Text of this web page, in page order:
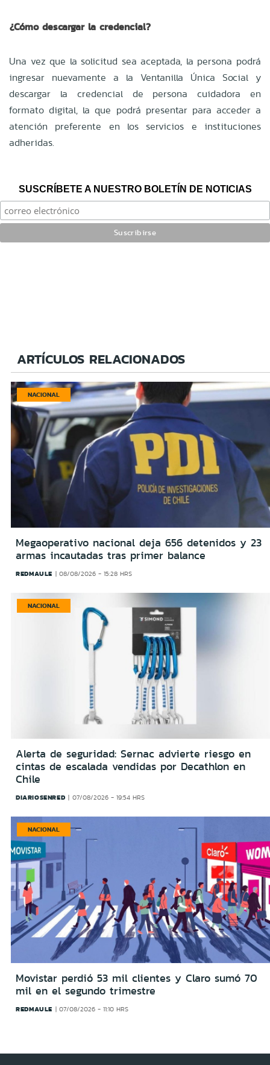
¿Cómo descargar la credencial?
Una vez que la solicitud sea aceptada, la persona podrá
ingresar nuevamente a la Ventanilla Única Social y
descargar la credencial de persona cuidadora en
formato digital, la que podrá presentar para acceder a
atención preferente en los servicios e instituciones
adheridas.
SUSCRÍBETE A NUESTRO BOLETÍN DE NOTICIAS
ARTÍCULOS RELACIONADOS
NACIONAL
Megaoperativo nacional deja 656 detenidos y 23
armas incautadas tras primer balance
REDMAULE 08/08/2026 - 15:28 HRS
NACIONAL
Alerta de seguridad: Sernac advierte riesgo en
cintas de escalada vendidas por Decathlon en
Chile
DIARIOSENRED 07/08/2026 - 19:54 HRS
NACIONAL
Movistar perdió 53 mil clientes y Claro sumó 70
mil en el segundo trimestre
REDMAULE 07/08/2026 - 11:10 HRS